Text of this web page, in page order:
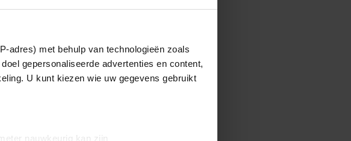
adres) met behulp van technologieën zoals
gepersonaliseerde advertenties en content,
U kunt kiezen wie uw gegevens gebruikt
nauwkeurig kan zijn